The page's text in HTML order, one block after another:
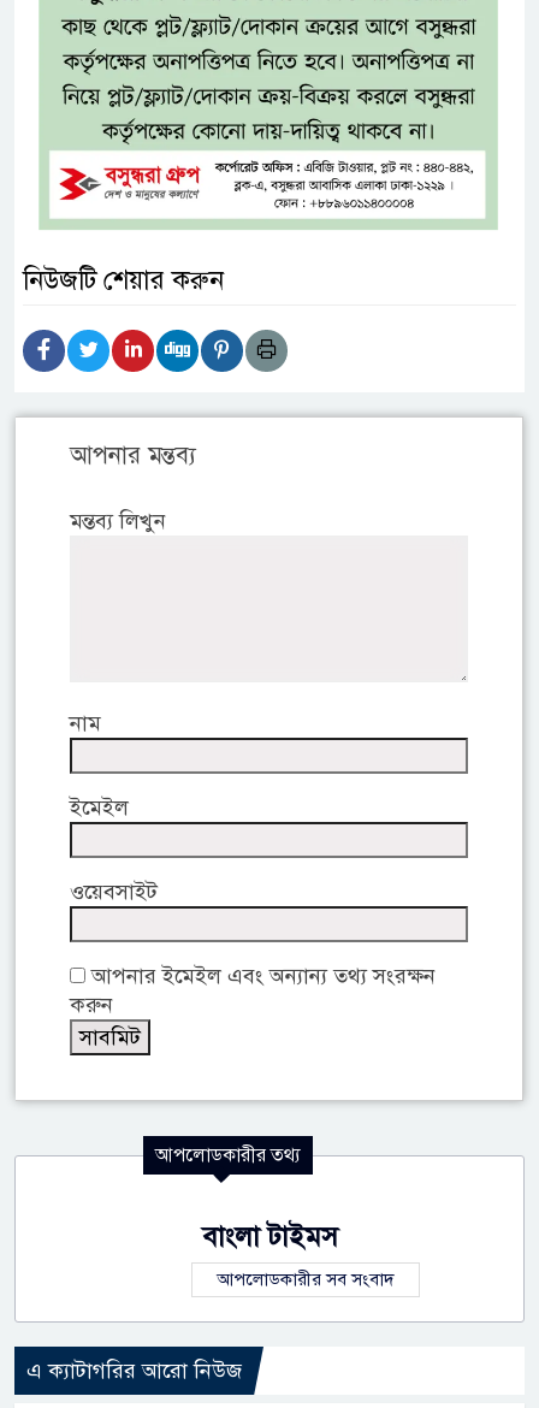
নিউজটি শেয়ার করুন
আপনার মন্তব্য
মন্তব্য লিখুন
নাম
ইমেইল
ওয়েবসাইট
আপনার ইমেইল এবং অন্যান্য তথ্য সংরক্ষন
করুন
আপলোডকারীর তথ্য
বাংলা টাইমস
আপলোডকারীর সব সংবাদ
এ ক্যাটাগরির আরো নিউজ